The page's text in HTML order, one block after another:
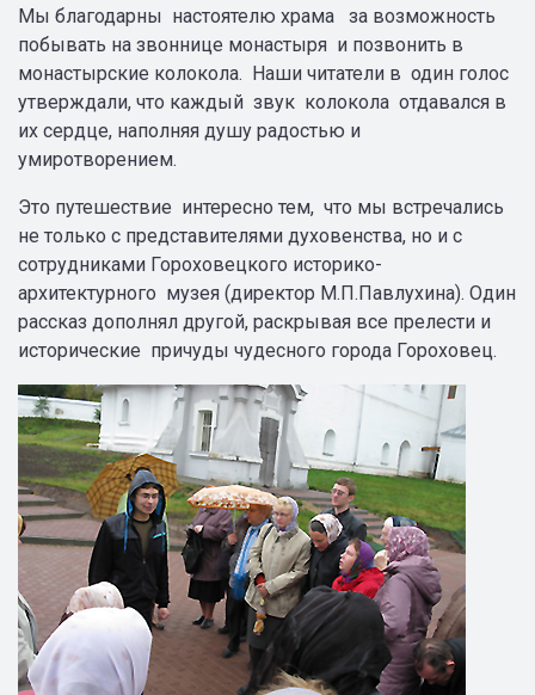
Мы благодарны настоятелю храма за возможность
побывать на звоннице монастыря и позвонить в
монастырские колокола. Наши читатели в один голос
утверждали, что каждый звук колокола отдавался в
их сердце, наполняя душу радостью и
умиротворением.
Это путешествие интересно тем, что мы встречались
не только с представителями духовенства, но и с
сотрудниками Гороховецкого историко-
архитектурного музея (директор М.П.Павлухина). Один
рассказ дополнял другой, раскрывая все прелести и
исторические причуды чудесного города Гороховец.